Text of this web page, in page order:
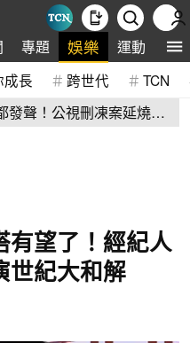
專題 娛樂 運動 全
成長 跨世代 TCN
發聲！公視刪凍案延燒
有望了！經紀人
世紀大和解